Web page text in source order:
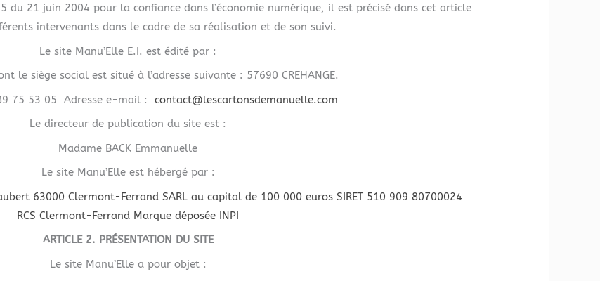
du 21 juin 2004 pour la confiance dans l’économie numérique, il est précisé dans cet article
intervenants dans le cadre de sa réalisation et de son suivi.
Le site Manu’Elle E.I. est édité par :
le siège social est situé à l’adresse suivante : 57690 CREHANGE.
75 53 05 Adresse e-mail :
contact@lescartonsdemanuelle.com
Le directeur de publication du site est :
Madame BACK Emmanuelle
Le site Manu’Elle est hébergé par :
63000 Clermont-Ferrand SARL au capital de 100 000 euros SIRET 510 909 80700024
RCS Clermont-Ferrand Marque déposée INPI
ARTICLE 2. PRÉSENTATION DU SITE
Le site Manu’Elle a pour objet :